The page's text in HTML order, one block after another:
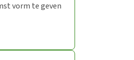
vorm te geven